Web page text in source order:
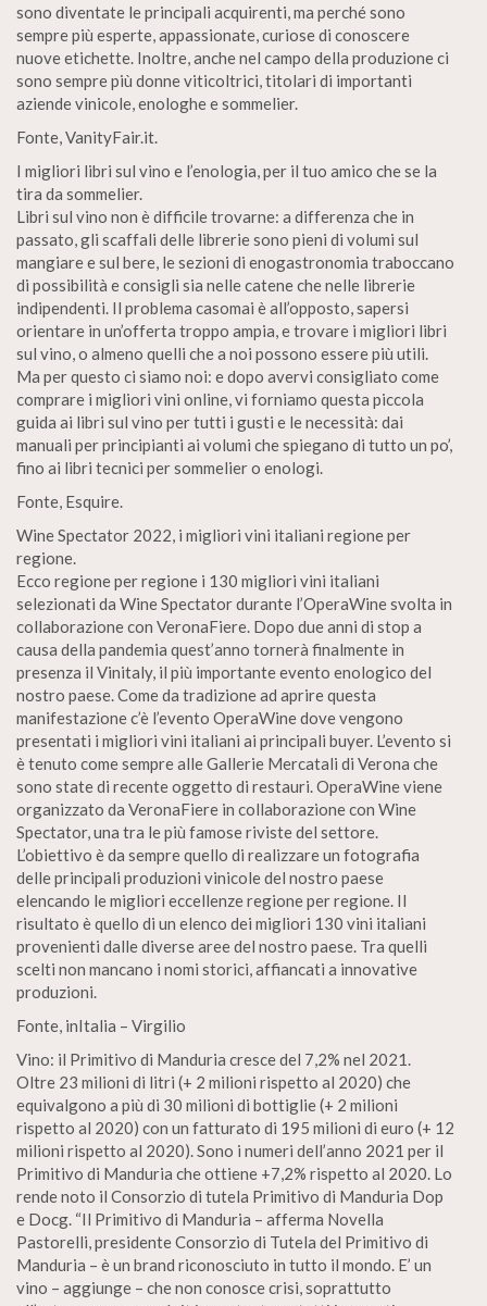
sono diventate le principali acquirenti, ma perché sono
sempre più esperte, appassionate, curiose di conoscere
nuove etichette. Inoltre, anche nel campo della produzione ci
sono sempre più donne viticoltrici, titolari di importanti
aziende vinicole, enologhe e sommelier.
Fonte, VanityFair.it.
I migliori libri sul vino e l’enologia, per il tuo amico che se la
tira da sommelier.
Libri sul vino non è difficile trovarne: a differenza che in
passato, gli scaffali delle librerie sono pieni di volumi sul
mangiare e sul bere, le sezioni di enogastronomia traboccano
di possibilità e consigli sia nelle catene che nelle librerie
indipendenti. Il problema casomai è all’opposto, sapersi
orientare in un’offerta troppo ampia, e trovare i migliori libri
sul vino, o almeno quelli che a noi possono essere più utili.
Ma per questo ci siamo noi: e dopo avervi consigliato come
comprare i migliori vini online, vi forniamo questa piccola
guida ai libri sul vino per tutti i gusti e le necessità: dai
manuali per principianti ai volumi che spiegano di tutto un po’,
fino ai libri tecnici per sommelier o enologi.
Fonte, Esquire.
Wine Spectator 2022, i migliori vini italiani regione per
regione.
Ecco regione per regione i 130 migliori vini italiani
selezionati da Wine Spectator durante l’OperaWine svolta in
collaborazione con VeronaFiere. Dopo due anni di stop a
causa della pandemia quest’anno tornerà finalmente in
presenza il Vinitaly, il più importante evento enologico del
nostro paese. Come da tradizione ad aprire questa
manifestazione c’è l’evento OperaWine dove vengono
presentati i migliori vini italiani ai principali buyer. L’evento si
è tenuto come sempre alle Gallerie Mercatali di Verona che
sono state di recente oggetto di restauri. OperaWine viene
organizzato da VeronaFiere in collaborazione con Wine
Spectator, una tra le più famose riviste del settore.
L’obiettivo è da sempre quello di realizzare un fotografia
delle principali produzioni vinicole del nostro paese
elencando le migliori eccellenze regione per regione. Il
risultato è quello di un elenco dei migliori 130 vini italiani
provenienti dalle diverse aree del nostro paese. Tra quelli
scelti non mancano i nomi storici, affiancati a innovative
produzioni.
Fonte, inItalia – Virgilio
Vino: il Primitivo di Manduria cresce del 7,2% nel 2021.
Oltre 23 milioni di litri (+ 2 milioni rispetto al 2020) che
equivalgono a più di 30 milioni di bottiglie (+ 2 milioni
rispetto al 2020) con un fatturato di 195 milioni di euro (+ 12
milioni rispetto al 2020). Sono i numeri dell’anno 2021 per il
Primitivo di Manduria che ottiene +7,2% rispetto al 2020. Lo
rende noto il Consorzio di tutela Primitivo di Manduria Dop
e Docg. “Il Primitivo di Manduria – afferma Novella
Pastorelli, presidente Consorzio di Tutela del Primitivo di
Manduria – è un brand riconosciuto in tutto il mondo. E’ un
vino – aggiunge – che non conosce crisi, soprattutto